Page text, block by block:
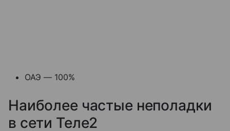
ОАЭ — 100%
Наиболее частые неполадки
в сети Теле2